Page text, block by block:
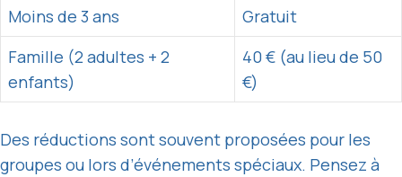
Moins de 3 ans
Gratuit
Famille (2 adultes + 2
enfants)
40 € (au lieu de 50
€)
Des réductions sont souvent proposées pour les
groupes ou lors d’événements spéciaux. Pensez à